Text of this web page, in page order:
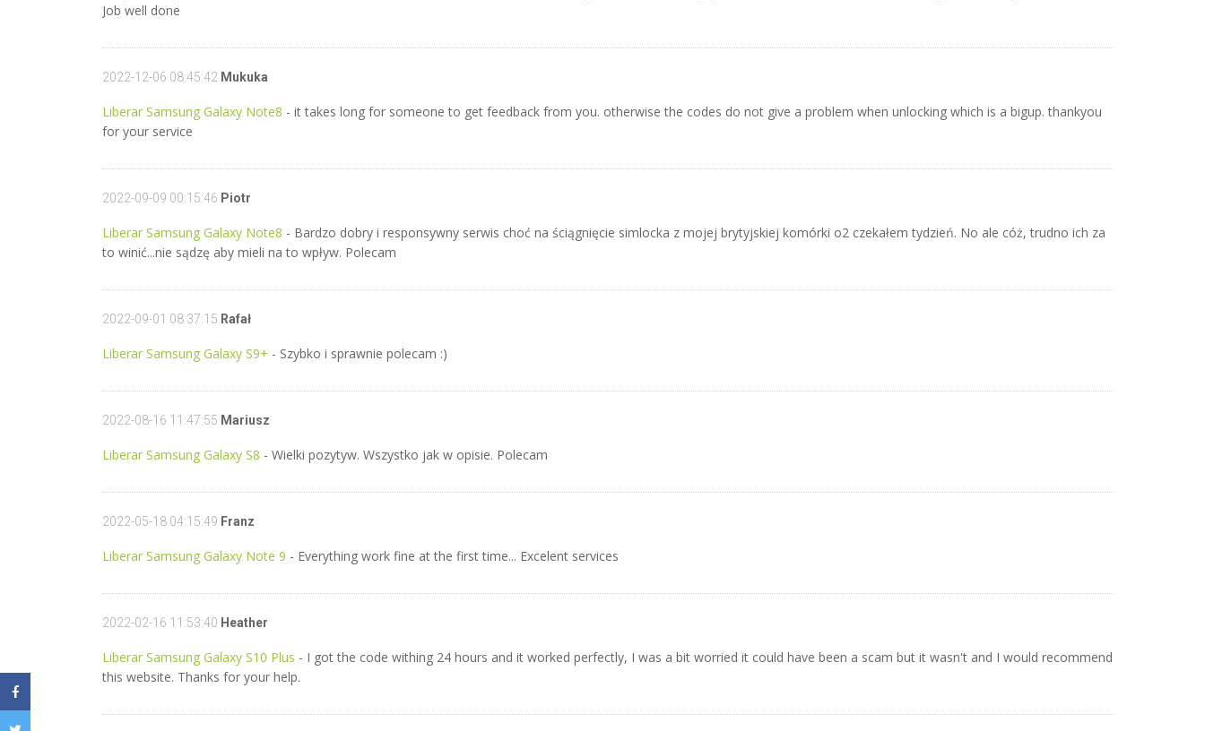
Job well done
2022-12-06 08:45:42 Mukuka
Liberar Samsung Galaxy Note8 - it takes long for someone to get feedback from you. otherwise the codes do not give a problem when unlocking which is a bigup. thankyou
for your service
2022-09-09 00:15:46 Piotr
Liberar Samsung Galaxy Note8 - Bardzo dobry i responsywny serwis choć na ściągnięcie simlocka z mojej brytyjskiej komórki o2 czekałem tydzień. No ale cóż, trudno ich za
to winić...nie sądzę aby mieli na to wpływ. Polecam
2022-09-01 08:37:15 Rafał
Liberar Samsung Galaxy S9+ - Szybko i sprawnie polecam :)
2022-08-16 11:47:55 Mariusz
Liberar Samsung Galaxy S8 - Wielki pozytyw. Wszystko jak w opisie. Polecam
2022-05-18 04:15:49 Franz
Liberar Samsung Galaxy Note 9 - Everything work fine at the first time... Excelent services
2022-02-16 11:53:40 Heather
Liberar Samsung Galaxy S10 Plus - I got the code withing 24 hours and it worked perfectly, I was a bit worried it could have been a scam but it wasn't and I would recommend
this website. Thanks for your help.